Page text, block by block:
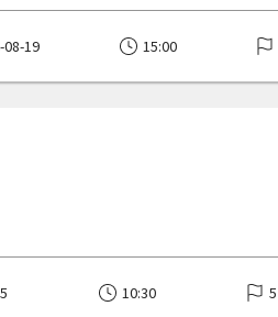
19 15:00
10:30